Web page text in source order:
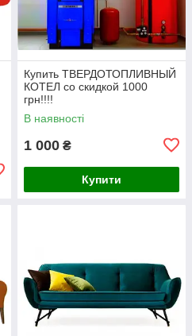
Купить ТВЕРДОТОПЛИВНЫЙ
КОТЕЛ со скидкой 1000
грн!!!!
В наявності
1 000 ₴
Купити